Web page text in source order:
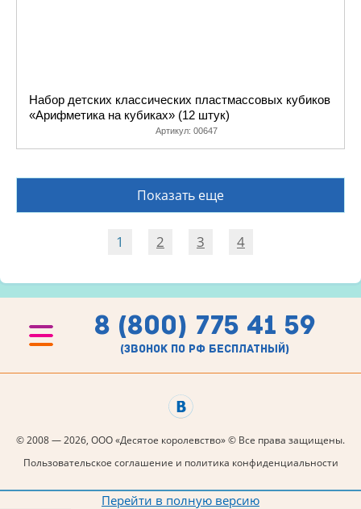
Набор детских классических пластмассовых кубиков
«Арифметика на кубиках» (12 штук)
Артикул: 00647
Показать еще
1 2 3 4
8 (800) 775 41 59
(звонок по рф бесплатный)
© 2008 — 2026, ООО «Десятое королевство» © Все права защищены.
Пользовательское соглашение и политика конфиденциальности
Перейти в полную версию